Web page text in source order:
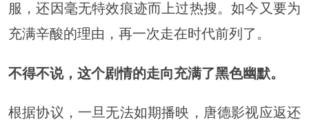
服，还因毫无特效痕迹而上过热搜。如今又要为
充满辛酸的理由，再一次走在时代前列了。
不得不说，这个剧情的走向充满了黑色幽默。
根据协议，一旦无法如期播映，唐德影视应返还